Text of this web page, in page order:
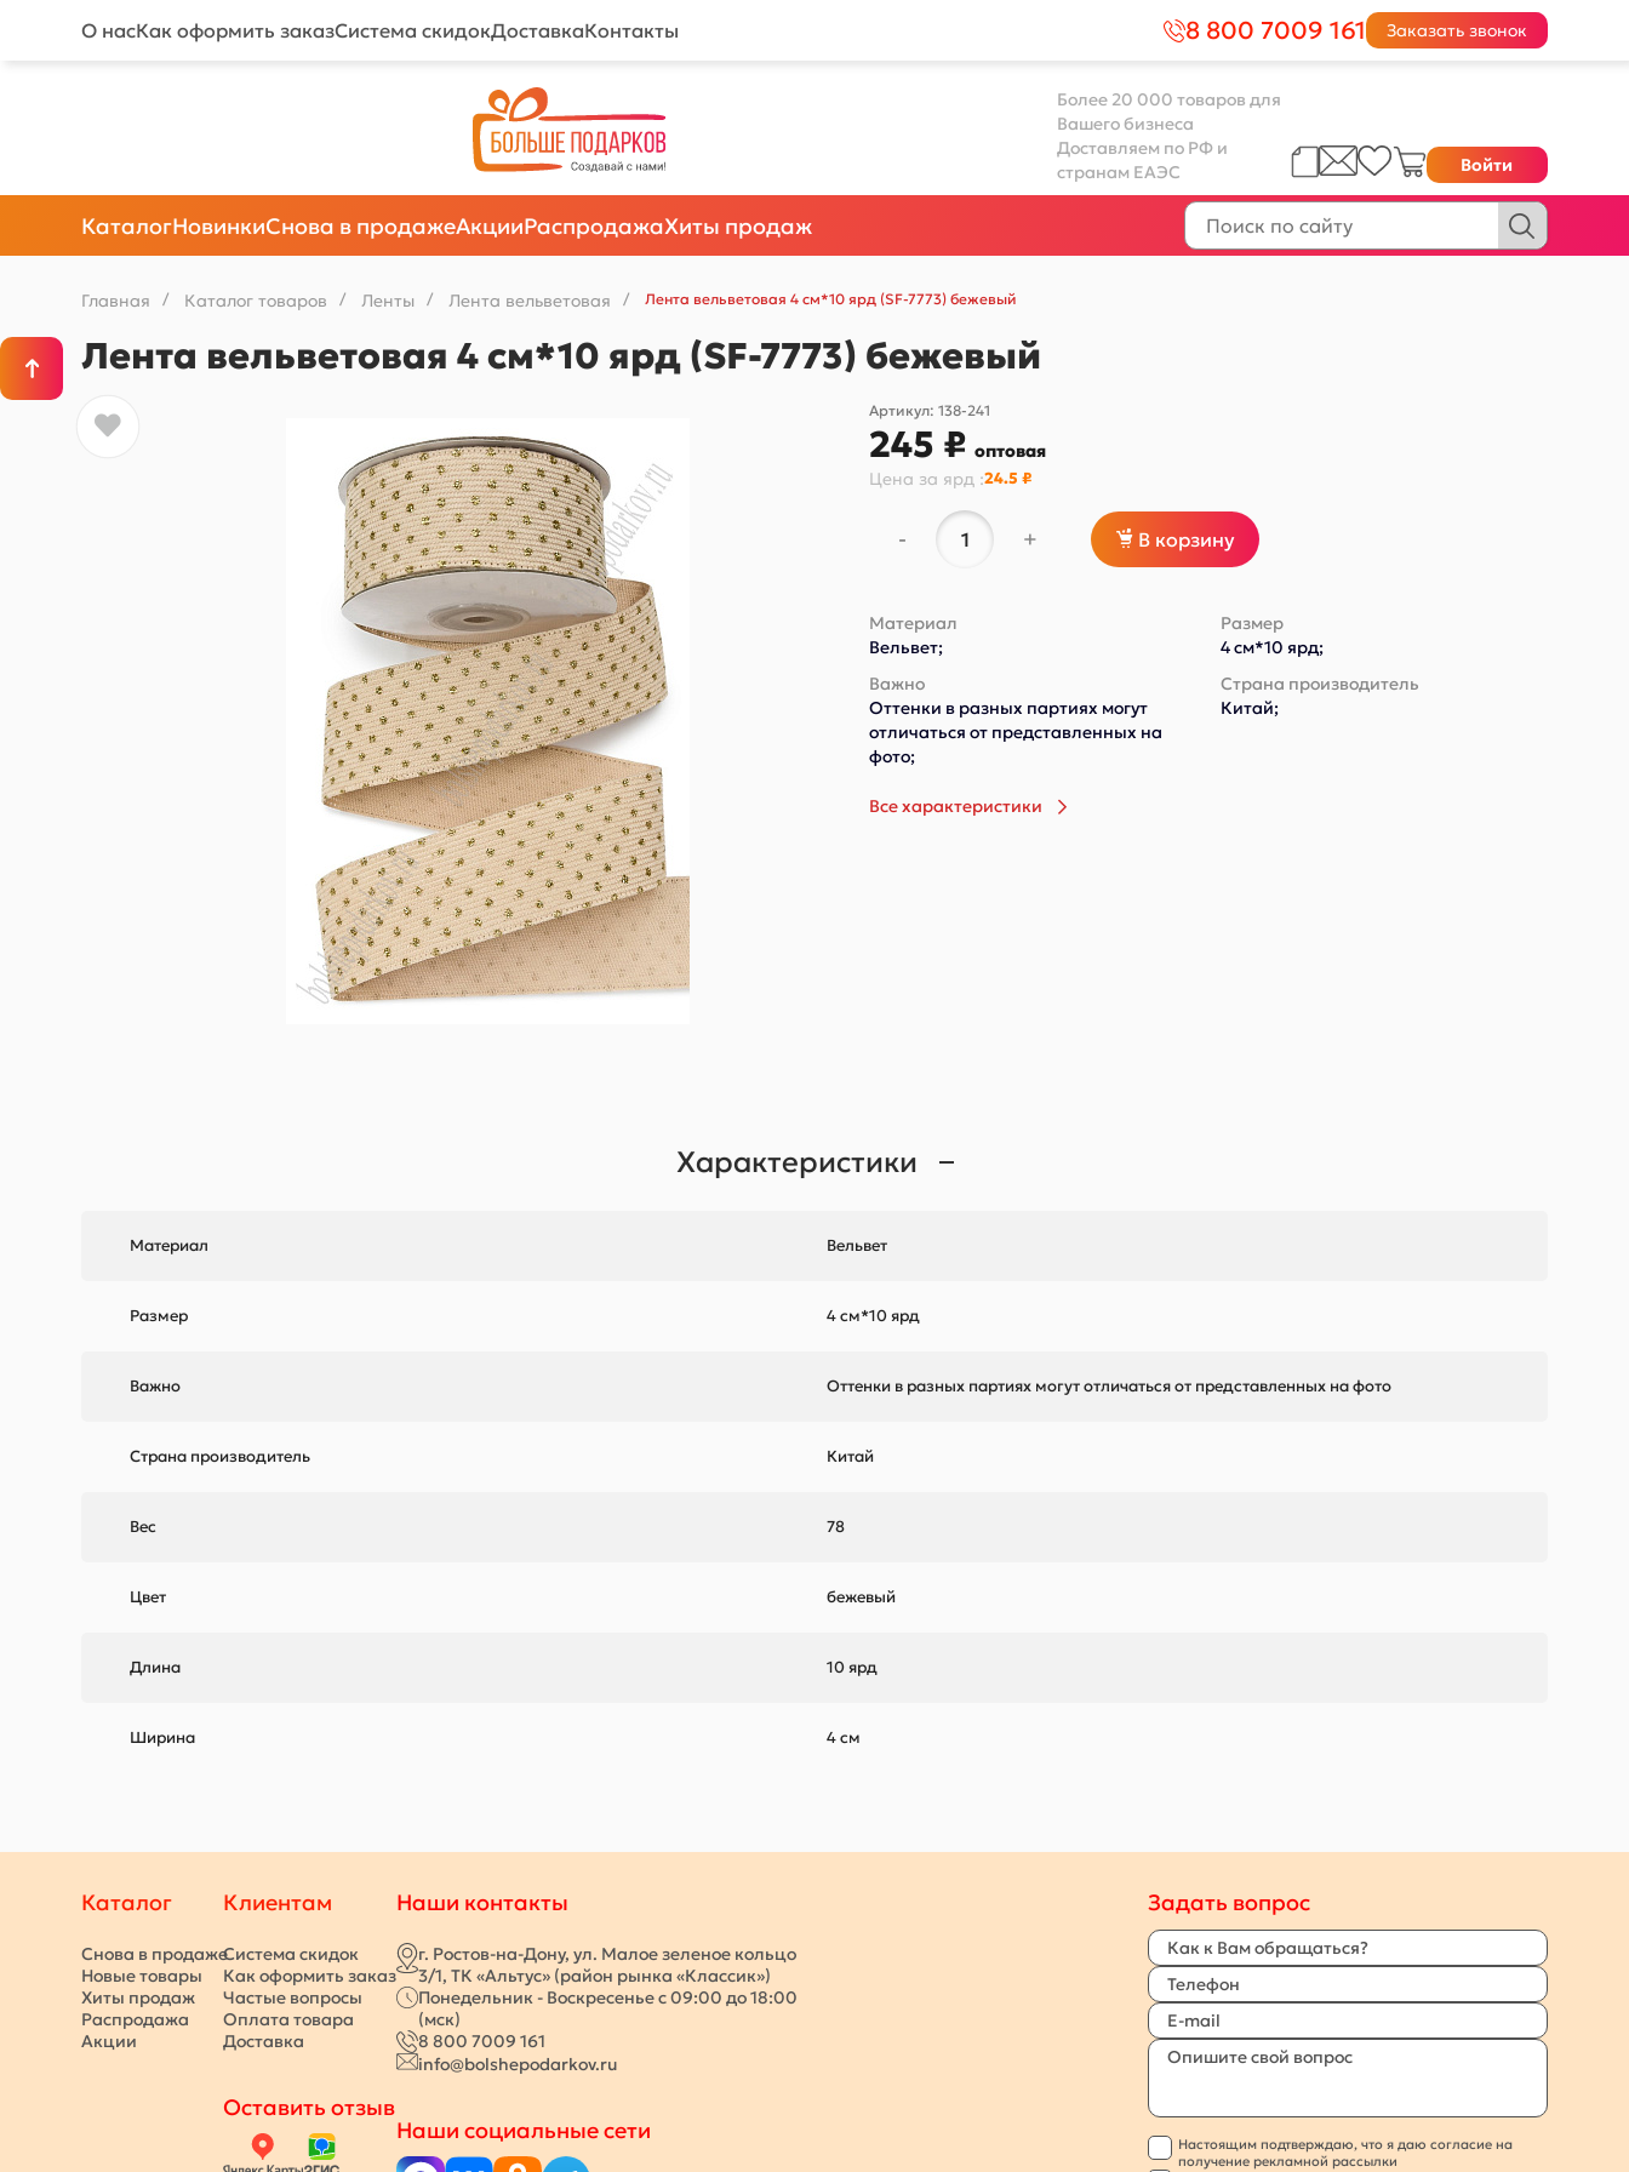
О насКак оформить заказСистема скидокДоставкаКонтакты 8 800 7009 161 Заказать звонок
Более 20 000 товаров для
Вашего бизнеса
Доставляем по РФ и
странам ЕАЭС
Войти
КаталогНовинкиСнова в продажеАкцииРаспродажаХиты продаж
Главная / Каталог товаров / Ленты / Лента вельветовая / Лента вельветовая 4 см*10 ярд (SF-7773) бежевый
Лента вельветовая 4 см*10 ярд (SF-7773) бежевый
Артикул:138-241
245 ₽оптовая
Цена за ярд :24.5 ₽
- + В корзину
Материал
Вельвет;
Размер
4 см*10 ярд;
Важно
Оттенки в разных партиях могут
отличаться от представленных на
фото;
Страна производитель
Китай;
Все характеристики
Характеристики
Материал Вельвет
Размер 4 см*10 ярд
Важно Оттенки в разных партиях могут отличаться от представленных на фото
Страна производитель Китай
Вес 78
Цвет бежевый
Длина 10 ярд
Ширина 4 см
Каталог
Снова в продаже
Новые товары
Хиты продаж
Распродажа
Акции
Клиентам
Система скидок
Как оформить заказ
Частые вопросы
Оплата товара
Доставка
Оставить отзыв
Наши контакты
г. Ростов-на-Дону, ул. Малое зеленое кольцо
3/1, ТК «Альтус» (район рынка «Классик»)
Понедельник - Воскресенье с 09:00 до 18:00
(мск)
8 800 7009 161
info@bolshepodarkov.ru
Наши социальные сети
Задать вопрос
Настоящим подтверждаю, что я даю согласие на
получение рекламной рассылки